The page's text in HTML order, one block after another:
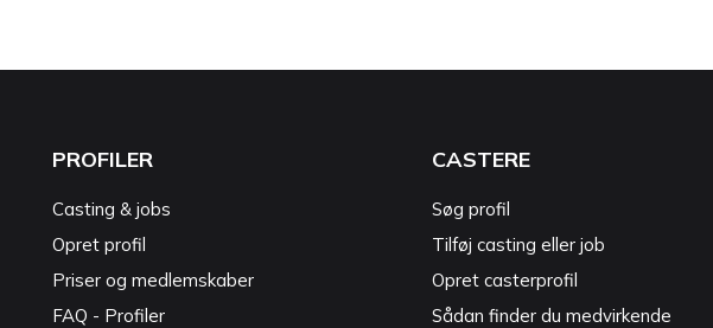
PROFILER
Casting & jobs
Opret profil
Priser og medlemskaber
FAQ - Profiler
CASTERE
Søg profil
Tilføj casting eller job
Opret casterprofil
Sådan finder du medvirkende